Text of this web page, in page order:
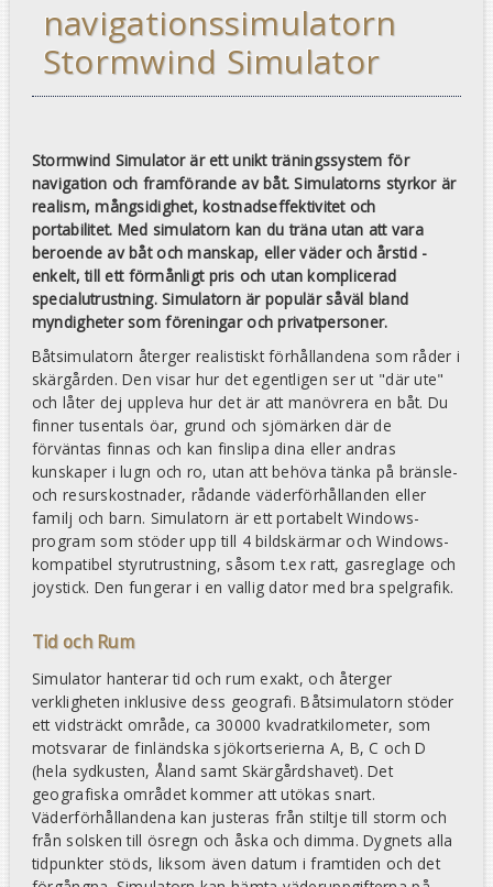
navigationssimulatorn
Stormwind Simulator
Stormwind Simulator är ett unikt träningssystem för
navigation och framförande av båt. Simulatorns styrkor är
realism, mångsidighet, kostnadseffektivitet och
portabilitet. Med simulatorn kan du träna utan att vara
beroende av båt och manskap, eller väder och årstid -
enkelt, till ett förmånligt pris och utan komplicerad
specialutrustning. Simulatorn är populär såväl bland
myndigheter som föreningar och privatpersoner.
Båtsimulatorn återger realistiskt förhållandena som råder i
skärgården. Den visar hur det egentligen ser ut "där ute"
och låter dej uppleva hur det är att manövrera en båt. Du
finner tusentals öar, grund och sjömärken där de
förväntas finnas och kan finslipa dina eller andras
kunskaper i lugn och ro, utan att behöva tänka på bränsle-
och resurskostnader, rådande väderförhållanden eller
familj och barn. Simulatorn är ett portabelt Windows-
program som stöder upp till 4 bildskärmar och Windows-
kompatibel styrutrustning, såsom t.ex ratt, gasreglage och
joystick. Den fungerar i en vallig dator med bra spelgrafik.
Tid och Rum
Simulator hanterar tid och rum exakt, och återger
verkligheten inklusive dess geografi. Båtsimulatorn stöder
ett vidsträckt område, ca 30000 kvadratkilometer, som
motsvarar de finländska sjökortserierna A, B, C och D
(hela sydkusten, Åland samt Skärgårdshavet). Det
geografiska området kommer att utökas snart.
Väderförhållandena kan justeras från stiltje till storm och
från solsken till ösregn och åska och dimma. Dygnets alla
tidpunkter stöds, liksom även datum i framtiden och det